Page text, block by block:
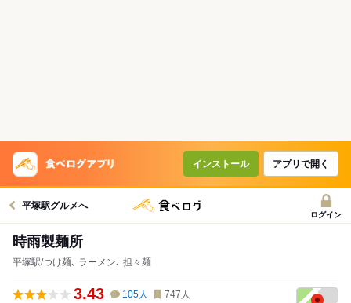
インストール アプリで開く
平塚駅グルメへ
ログイン
時雨製麺所
平塚駅/つけ麺､ ラーメン､ 担々麺
3.43 105人 747 人